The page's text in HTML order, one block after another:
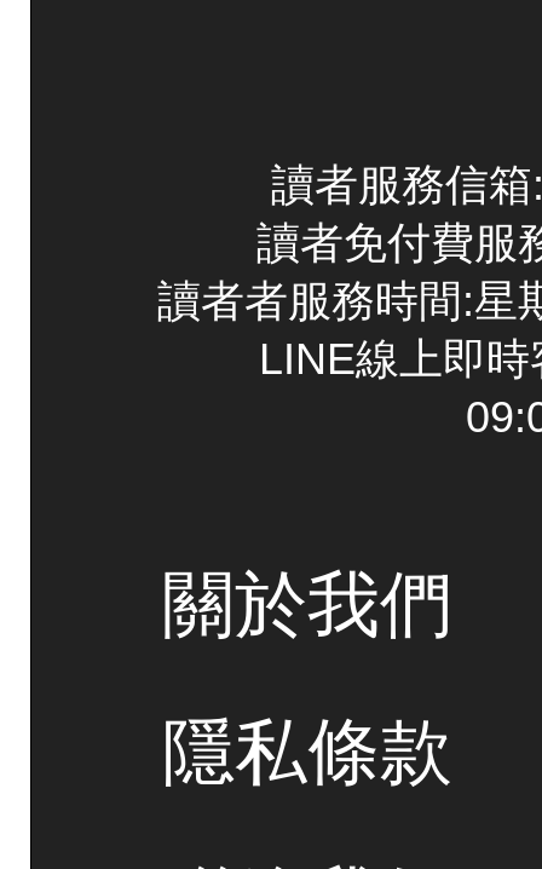
讀者服務信
讀者免付費服
讀者者服務時間:星
LINE線上即
關於我們
隱私條款